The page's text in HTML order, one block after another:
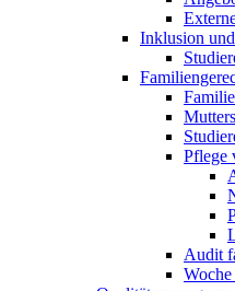
Inklusion
Pflege
Audit